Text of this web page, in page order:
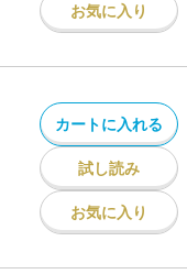
お気に入り
カートに入れる
試し読み
お気に入り